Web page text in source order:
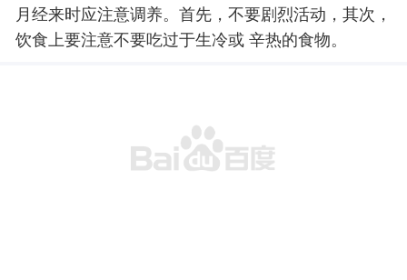
月经来时应注意调养。首先，不要剧烈活动，其次，
饮食上要注意不要吃过于生冷或 辛热的食物。